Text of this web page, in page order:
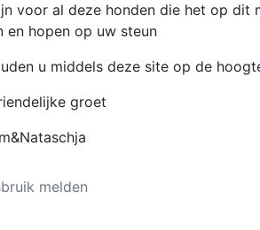
voor al deze honden die het op dit
en hopen op uw steun
u middels deze site op de
groet
melden